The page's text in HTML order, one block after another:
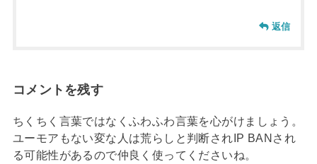
返信
コメントを残す
ちくちく言葉ではなくふわふわ言葉を心がけましょう。
ユーモアもない変な人は荒らしと判断されIP BANされ
る可能性があるので仲良く使ってくださいね。